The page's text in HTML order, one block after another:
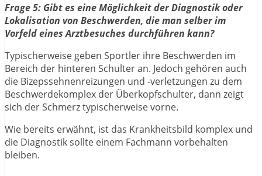
Frage 5: Gibt es eine Möglichkeit der Diagnostik oder
Lokalisation von Beschwerden, die man selber im
Vorfeld eines Arztbesuches durchführen kann?
Typischerweise geben Sportler ihre Beschwerden im
Bereich der hinteren Schulter an. Jedoch gehören auch
die Bizepssehnenreizungen und -verletzungen zu dem
Beschwerdekomplex der Überkopfschulter, dann zeigt
sich der Schmerz typischerweise vorne.
Wie bereits erwähnt, ist das Krankheitsbild komplex und
die Diagnostik sollte einem Fachmann vorbehalten
bleiben.